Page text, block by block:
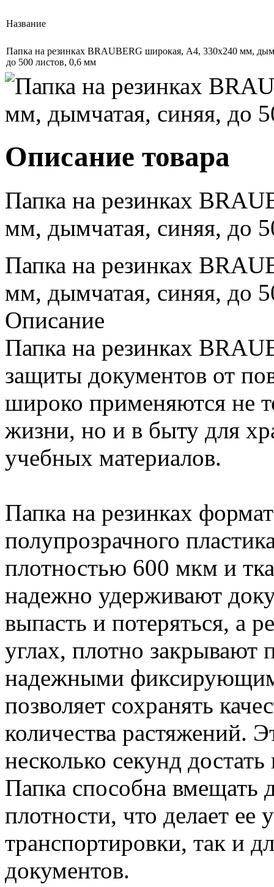
Название
Папка на резинках BRAUBERG широкая, А4, 330х240 мм,
до 500 листов, 0,6 мм
Описание товара
Папка на резинках
мм, дымчатая, синяя, до
Папка на резинках
мм, дымчатая, синяя, до
Описание
Папка на резинках
защиты документов от
широко применяются не
жизни, но и в быту для
учебных материалов.
Папка на резинках
полупрозрачного
плотностью 600 мкм и
надежно удерживают
выпасть и потеряться, а
углах, плотно закрывают
надежными
позволяет сохранять
количества растяжений.
несколько секунд
Папка способна вмещать
плотности, что делает ее
транспортировки, так и
документов.